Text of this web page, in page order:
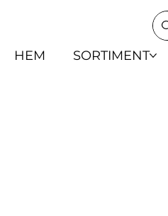
HEM SORTIMENT